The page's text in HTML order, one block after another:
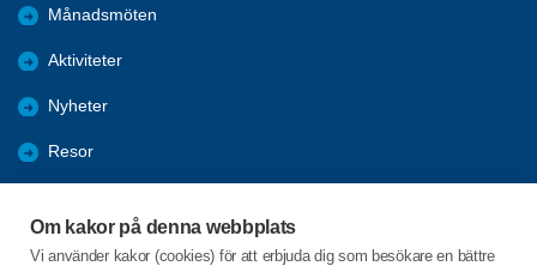
Om kakor på denna webbplats
Vi använder kakor (cookies) för att erbjuda dig som besökare en bättre
Månadsmöten
Aktiviteter
Nyheter
Resor
Projekt Inte Ensam